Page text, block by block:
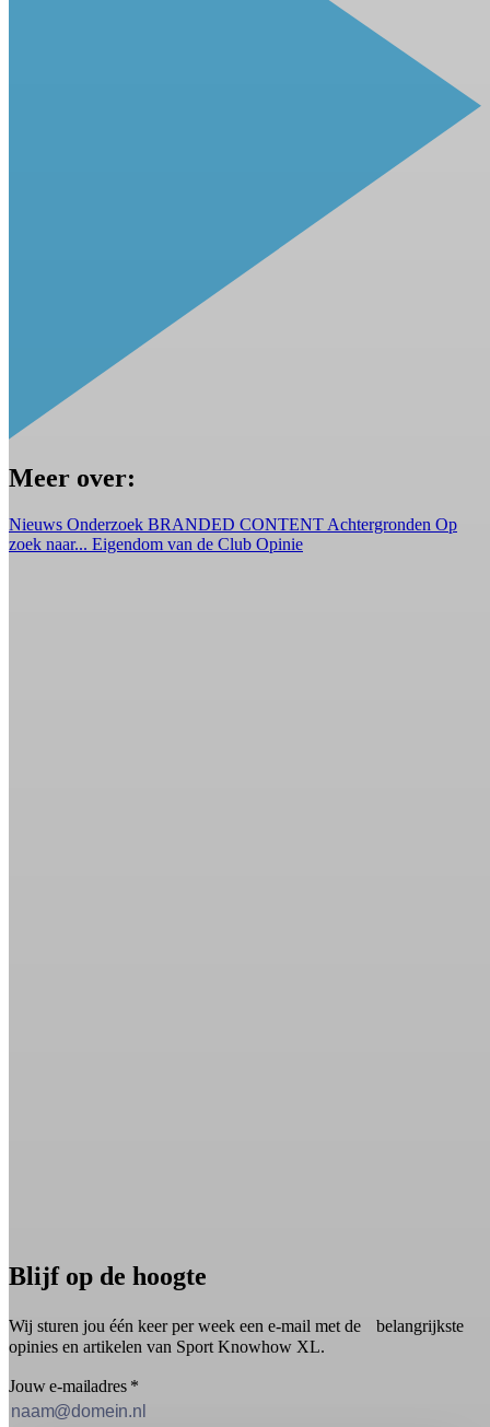
Meer over:
Nieuws Onderzoek BRANDED CONTENT Achtergronden Op
zoek naar... Eigendom van de Club Opinie
Blijf op de hoogte
Wij sturen jou één keer per week een e-mail met de belangrijkste
opinies en artikelen van Sport Knowhow XL.
Jouw e-mailadres *